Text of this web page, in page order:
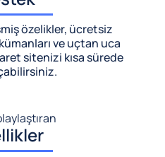
özelikler, ücretsiz
ve uçtan uca
sitenizi kısa sürede